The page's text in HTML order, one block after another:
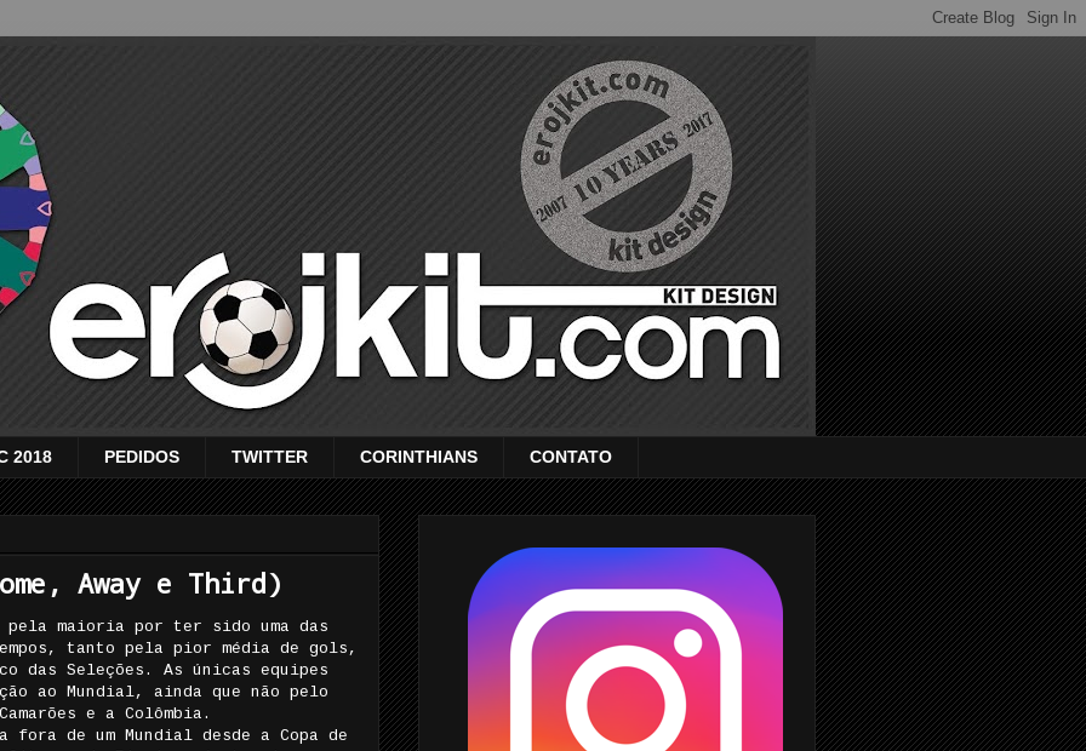
2018 PEDIDOS TWITTER CORINTHIANS CONTATO
Away e Third)
pela maioria por ter sido uma das
tanto pela pior média de gols,
das Seleções. As únicas equipes
ao Mundial, ainda que não pelo
e a Colômbia.
fora de um Mundial desde a Copa de